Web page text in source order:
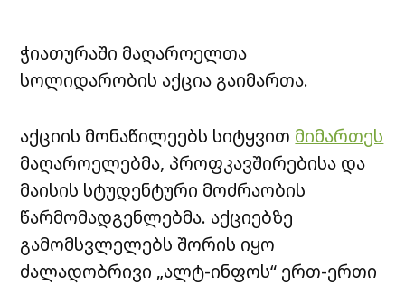
ჭიათურაში მაღაროელთა
სოლიდარობის აქცია გაიმართა.
აქციის მონაწილეებს სიტყვით მიმართეს
მაღაროელებმა, პროფკავშირებისა და
მაისის სტუდენტური მოძრაობის
წარმომადგენლებმა. აქციებზე
გამომსვლელებს შორის იყო
ძალადობრივი „ალტ-ინფოს“ ერთ-ერთი